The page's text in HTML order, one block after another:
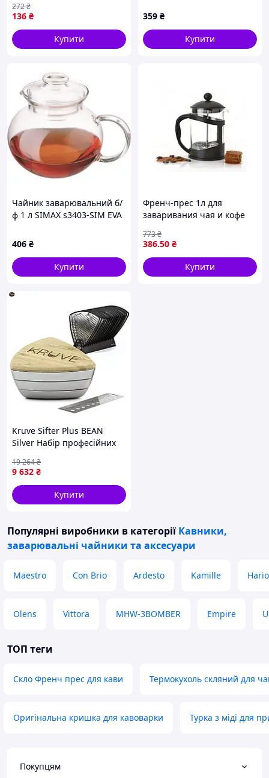
вашої кави
136 ₴
272₴
Купити
359 ₴
Купити
Чайник заварювальний б/
ф 1 л SIMAX s3403-SIM EVA
406 ₴
Купити
Френч-прес 1л для
заваривания чая и кофе
корпус з нержавіючим
ситом
386.50 ₴
773₴
Купити
Kruve Sifter Plus BEAN
Silver Набір професійних
заварювання кави
9 632 ₴
19 264₴
Купити
Популярні виробники в категорії Кавники,
заварювальні чайники та аксесуари
Maestro Con Brio Ardesto Kamille Hario
Olens Vittora MHW-3BOMBER Empire
ТОП теги
Скло Френч прес для кави Термокухоль скляний для
Оригінальна кришка для кавоварки Турка з міді для
Покупцям